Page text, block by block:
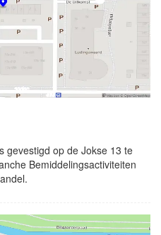
gevestigd op de Jokse 13 te
Bemiddelingsactiviteiten